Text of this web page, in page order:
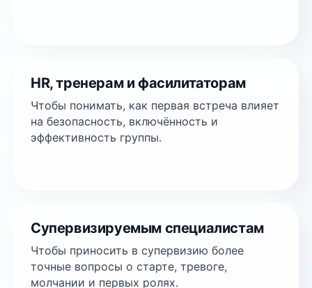
HR, тренерам и фасилитаторам
Чтобы понимать, как первая встреча влияет
на безопасность, включённость и
эффективность группы.
Супервизируемым специалистам
Чтобы приносить в супервизию более
точные вопросы о старте, тревоге,
молчании и первых ролях.